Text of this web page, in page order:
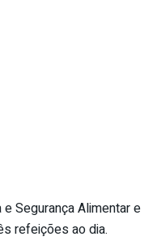
Segurança Alimentar e
refeições ao dia.